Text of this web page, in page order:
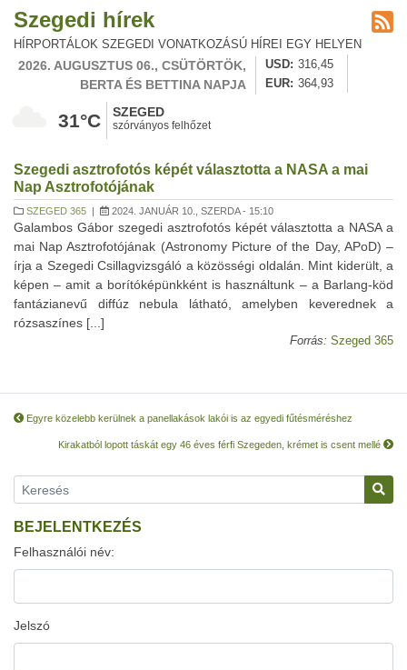
Szegedi hírek
HÍRPORTÁLOK SZEGEDI VONATKOZÁSÚ HÍREI EGY HELYEN
2026. AUGUSZTUS 06., CSÜTÖRTÖK,
BERTA ÉS BETTINA NAPJA
USD
316,45
EUR
364,93
31°C SZEGED
szórványos felhőzet
Szegedi asztrofotós képét választotta a NASA a mai
Nap Asztrofotójának
SZEGED 365 | 2024. JANUÁR 10., SZERDA - 15:10
Galambos Gábor szegedi asztrofotós képét választotta a NASA a
mai Nap Asztrofotójának (Astronomy Picture of the Day, APoD) –
írja a Szegedi Csillagvizsgáló a közösségi oldalán. Mint kiderült, a
képen – amit a borítóképünkként is használtunk – a Barlang-köd
fantázianevű diffúz nebula látható, amelyben keverednek a
rózsaszínes [...]
Forrás: Szeged 365
Egyre közelebb kerülnek a panellakások lakói is az egyedi fűtésméréshez
Kirakatból lopott táskát egy 46 éves férfi Szegeden, krémet is csent mellé
BEJELENTKEZÉS
Felhasználói név:
Jelszó